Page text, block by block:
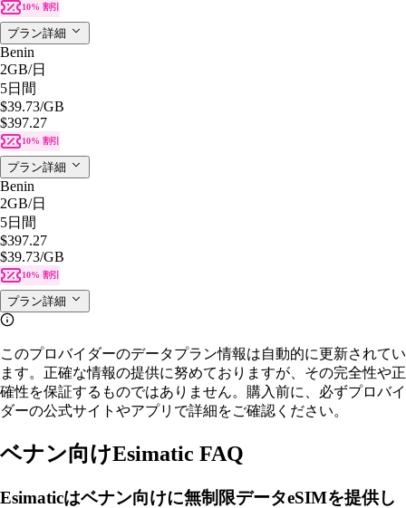
10% 割引
プラン詳細
Benin
2GB/日
5日間
$39.73/GB
$397.27
10% 割引
プラン詳細
Benin
2GB/日
5日間
$397.27
$39.73/GB
10% 割引
プラン詳細
このプロバイダーのデータプラン情報は自動的に更新されてい
ます。正確な情報の提供に努めておりますが、その完全性や正
確性を保証するものではありません。購入前に、必ずプロバイ
ダーの公式サイトやアプリで詳細をご確認ください。
ベナン向けEsimatic FAQ
Esimaticはベナン向けに無制限データeSIMを提供し